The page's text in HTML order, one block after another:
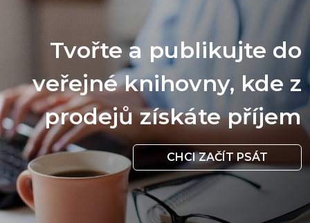
Tvořte a publikujte do
veřejné knihovny, kde z
prodejů získáte příjem
CHCI ZAČÍT PSÁT